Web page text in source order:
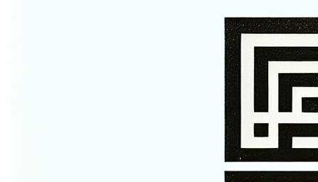
ook meer informatie over jouw privacyrechten en hoe je
2. Wie is verantwoordelijk
voor dit privacy beleid?
Edge.be NV, met maatschappelijke zetel gelegen te
2060 Antwerpen aan de Oudesteenweg 87, Bus 3 met